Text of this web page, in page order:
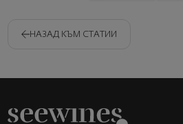
НАЗАД КЪМ СТАТИИ